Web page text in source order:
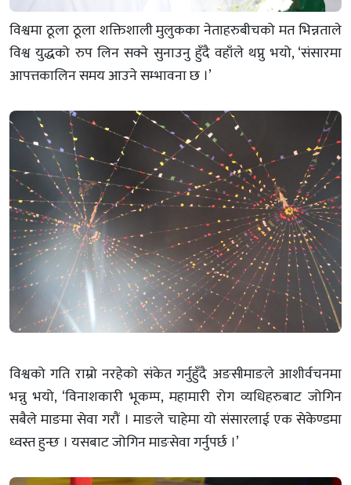
विश्वमा ठूला ठूला शक्तिशाली मुलुकका नेताहरुबीचको मत भिन्नताले
विश्व युद्धको रुप लिन सक्ने सुनाउनु हुँदै वहाँले थप्नु भयो, ‘संसारमा
आपत्तकालिन समय आउने सम्भावना छ ।’
विश्वको गति राम्रो नरहेको संकेत गर्नुहुँदै अङसीमाङले आशीर्वचनमा
भन्नु भयो, ‘विनाशकारी भूकम्प, महामारी रोग व्यधिहरुबाट जोगिन
सबैले माङमा सेवा गरौं । माङले चाहेमा यो संसारलाई एक सेकेण्डमा
ध्वस्त हुन्छ । यसबाट जोगिन माङसेवा गर्नुपर्छ ।’